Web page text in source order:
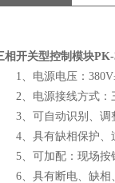
相开关型控制模块
1、电源电压：
2、电源接线方式：
3、可自动识别、调
4、具有缺相保护、过
5、可加配：现场按
6、具有断电、缺相